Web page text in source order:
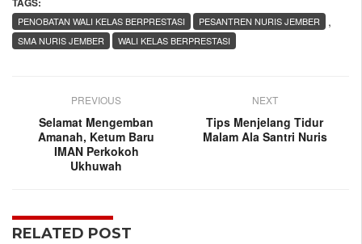
,
PENOBATAN WALI KELAS BERPRESTASI
PESANTREN NURIS JEMBER
SMA NURIS JEMBER
WALI KELAS BERPRESTASI
PREVIOUS
Selamat Mengemban
Amanah, Ketum Baru
IMAN Perkokoh
Ukhuwah
NEXT
Tips Menjelang Tidur
Malam Ala Santri Nuris
RELATED POST